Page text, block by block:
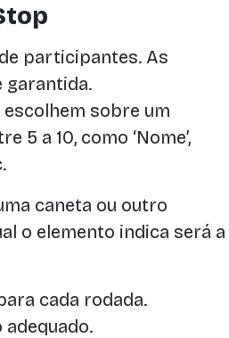
participantes. As
garantida.
sobre um
5 a 10, como ‘Nome’,
caneta ou outro
o elemento indica será a
cada rodada.
adequado.